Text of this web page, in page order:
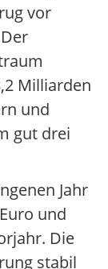
vor
Milliarden
und
gut drei
Jahr
und
Die
stabil